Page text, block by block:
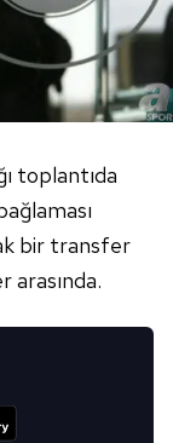
toplantıda
bir transfer
arasında.